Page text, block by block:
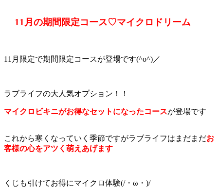
11月の期間限定コース♡マイクロドリーム
11月限定で期間限定コースが登場です(^o^)／
ラブライフの大人気オプション！！
マイクロビキニがお得なセットになったコースが登場です
これから寒くなっていく季節ですがラブライフはまだまだお
客様の心をアツく萌えあげます
くじも引けてお得にマイクロ体験(/・ω・)/